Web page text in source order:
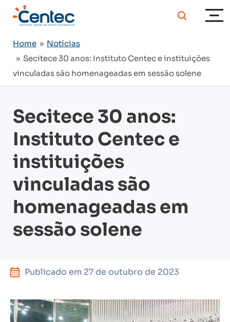
Home » Notícias
» Secitece 30 anos: Instituto Centec e instituições
vinculadas são homenageadas em sessão solene
Secitece 30 anos:
Instituto Centec e
instituições
vinculadas são
homenageadas em
sessão solene
Publicado em 27 de outubro de 2023